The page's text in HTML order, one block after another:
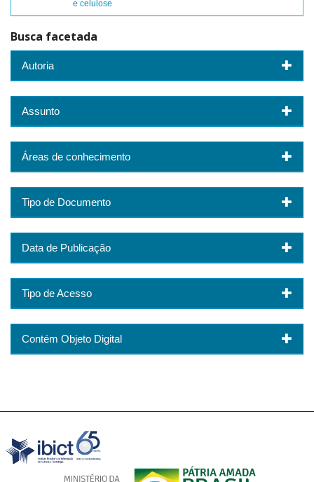
e celulose
Busca facetada
Autoria
Assunto
Áreas de conhecimento
Tipo de Documento
Data de Publicação
Tipo de Acesso
Contém Objeto Digital